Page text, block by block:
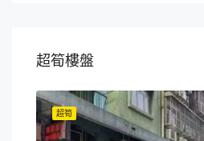
超筍樓盤
超筍